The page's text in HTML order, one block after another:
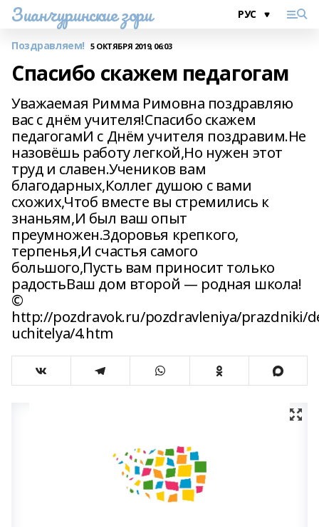
Зианчуринские зори
Поздравляем! 5 ОКТЯБРЯ 2019, 06:03
Спасибо скажем педагогам
Уважаемая Римма Римовна поздравляю
вас с днём учителя!Спасибо скажем
педагогамИ с Днём учителя поздравим.Не
назовёшь работу легкой,Но нужен этот
труд и славен.Учеников вам
благодарных,Коллег душою с вами
схожих,Чтоб вместе вы стремились к
знаньям,И был ваш опыт
преумножен.Здоровья крепкого,
терпенья,И счастья самого
большого,Пусть вам приносит только
радостьВаш дом второй — родная школа!
©
http://pozdravok.ru/pozdravleniya/prazdniki/
uchitelya/4.htm